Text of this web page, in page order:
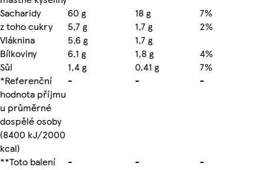
Sacharidy 60 g 18 g
7%
z toho cukry
5,7 g 1,7 g
2%
Vláknina
5,6 g
1,7 g
Bílkoviny
6,1 g 1,8 g
4%
Sůl
1,4 g 0,41 g
7%
*Referenční
hodnota příjmu
u průměrné
dospělé osoby
(8400 kJ/2000
kcal)
- - -
**Toto balení
- - -